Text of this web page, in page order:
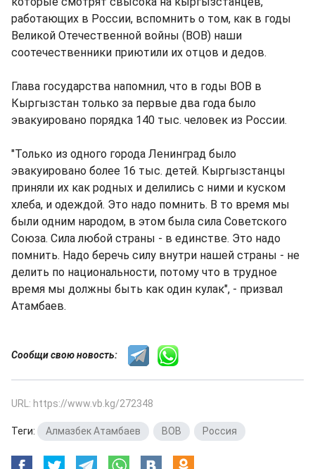
работающих в России, вспомнить о том, как в годы
Великой Отечественной войны (ВОВ) наши
соотечественники приютили их отцов и дедов.
Глава государства напомнил, что в годы ВОВ в
Кыргызстан только за первые два года было
эвакуировано порядка 140 тыс. человек из России.
"Только из одного города Ленинград было
эвакуировано более 16 тыс. детей. Кыргызстанцы
приняли их как родных и делились с ними и куском
хлеба, и одеждой. Это надо помнить. В то время мы
были одним народом, в этом была сила Советского
Союза. Сила любой страны - в единстве. Это надо
помнить. Надо беречь силу внутри нашей страны - не
делить по национальности, потому что в трудное
время мы должны быть как один кулак", - призвал
Атамбаев.
Сообщи свою новость:
URL: https://www.vb.kg/272348
Теги: Алмазбек Атамбаев ВОВ Россия